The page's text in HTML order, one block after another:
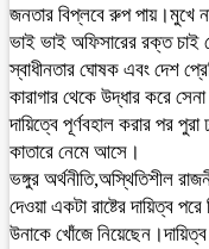
জনতার বিপ্লবে রুপ পায়।মুখে
ভাই ভাই অফিসারের রক্ত চাই
স্বাধীনতার ঘোষক এবং দেশ
কারাগার থেকে উদ্ধার করে
দায়িত্বে পূর্ণবহাল করার পর
কাতারে নেমে আসে।
ভঙ্গুর অর্থনীতি,অস্থিতিশীল
দেওয়া একটা রাষ্টের দায়িত্ব
উনাকে খোঁজে